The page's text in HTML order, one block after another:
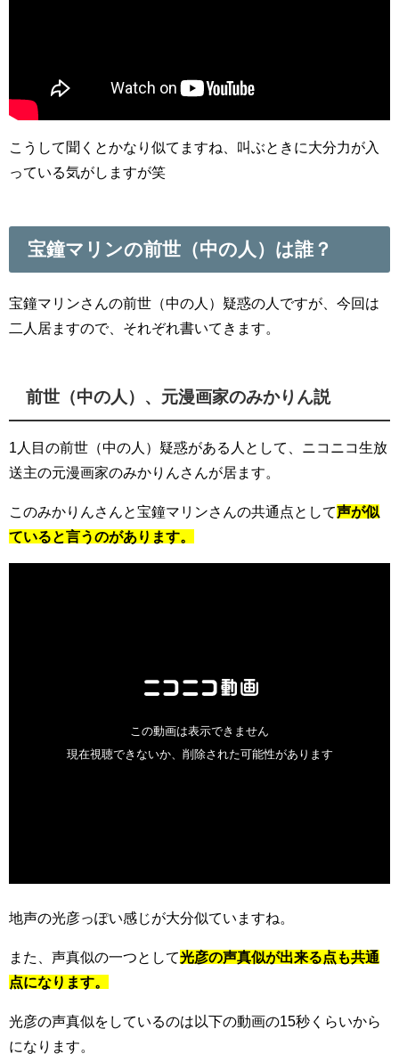
こうして聞くとかなり似てますね、叫ぶときに大分力が入
っている気がしますが笑
宝鐘マリンの前世（中の人）は誰？
宝鐘マリンさんの前世（中の人）疑惑の人ですが、今回は
二人居ますので、それぞれ書いてきます。
前世（中の人）、元漫画家のみかりん説
1人目の前世（中の人）疑惑がある人として、ニコニコ生放
送主の元漫画家のみかりんさんが居ます。
このみかりんさんと宝鐘マリンさんの共通点として声が似
ていると言うのがあります。
地声の光彦っぽい感じが大分似ていますね。
また、声真似の一つとして光彦の声真似が出来る点も共通
点になります。
光彦の声真似をしているのは以下の動画の15秒くらいから
になります。